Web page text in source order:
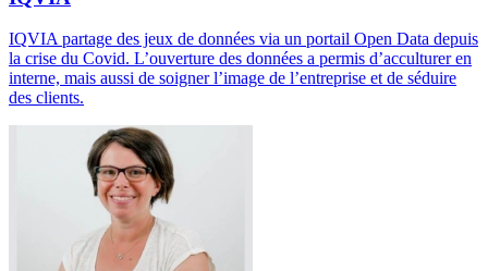
IQVIA partage des jeux de données via un portail Open Data depuis
la crise du Covid. L’ouverture des données a permis d’acculturer en
interne, mais aussi de soigner l’image de l’entreprise et de séduire
des clients.